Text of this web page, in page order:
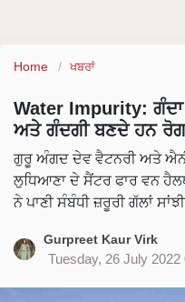
Home ਖਬਰਾਂ
Water Impurity: ਗੰਦਾ
ਅਤੇ ਗੰਦਗੀ ਬਣਦੇ ਹਨ
ਗੁਰੂ ਅੰਗਦ ਦੇਵ ਵੈਟਨਰੀ ਅਤੇ
ਲੁਧਿਆਣਾ ਦੇ ਸੈਂਟਰ ਫਾਰ ਵਨ
ਨੇ ਪਾਣੀ ਸੰਬੰਧੀ ਜ਼ਰੂਰੀ ਗੱਲਾਂ
Gurpreet Kaur Virk
Tuesday, 26 July 2022